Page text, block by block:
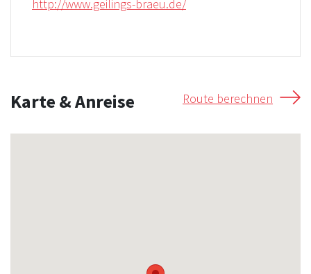
http://www.geilings-braeu.de/
Karte & Anreise Route berechnen